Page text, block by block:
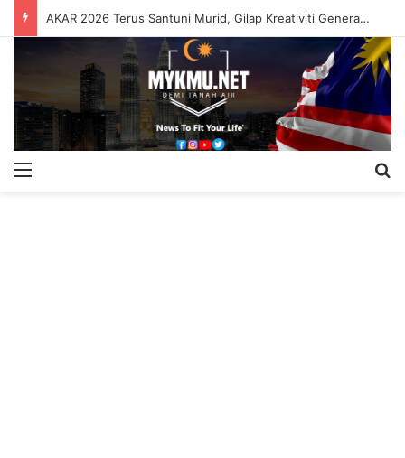
AKAR 2026 Terus Santuni Murid, Gilap Kreativiti Generasi Muda